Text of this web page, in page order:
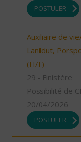
POSTULER
Auxiliaire de
Lanildut,
(H/F)
29 - Finistère
Possibilité de
20/04/2026
POSTULER